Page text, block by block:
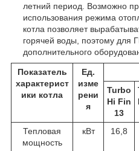
летний период. Возможно
использования режима
котла позволяет
горячей воды, поэтому для
дополнительного
Показатель
характерист
ики котла
Ед.
изме
рени
я
Turbo
Hi Fin
13
Тепловая
мощность
кВт 16,8